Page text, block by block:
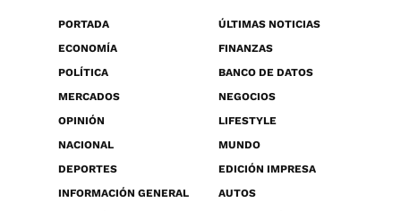
PORTADA
ÚLTIMAS NOTICIAS
ECONOMÍA
FINANZAS
POLÍTICA
BANCO DE DATOS
MERCADOS
NEGOCIOS
OPINIÓN
LIFESTYLE
NACIONAL
MUNDO
DEPORTES
EDICIÓN IMPRESA
INFORMACIÓN GENERAL
AUTOS